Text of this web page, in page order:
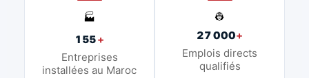
🏭
155+
Entreprises
installées au Maroc
👷
27 000+
Emplois directs
qualifiés